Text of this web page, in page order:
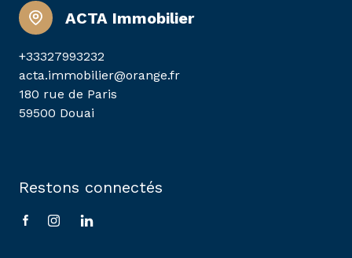
ACTA Immobilier
+33327993232
acta.immobilier@orange.fr
180 rue de Paris
59500 Douai
Restons connectés